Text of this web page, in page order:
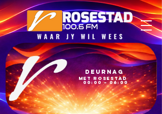
00:00 – 06:00
met Rosestad
Deurnag